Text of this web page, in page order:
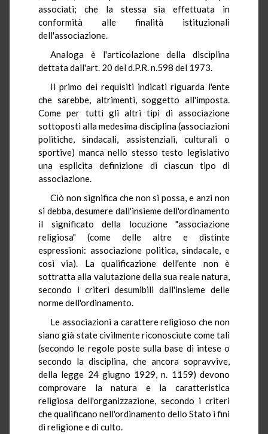
associati; che la stessa sia effettuata in
conformità alle finalità istituzionali
dell'associazione.
Analoga è l'articolazione della disciplina
dettata dall'art. 20 del d.P.R. n.598 del 1973.
Il primo dei requisiti indicati riguarda l'ente
che sarebbe, altrimenti, soggetto all'imposta.
Come per tutti gli altri tipi di associazione
sottoposti alla medesima disciplina (associazioni
politiche, sindacali, assistenziali, culturali o
sportive) manca nello stesso testo legislativo
una esplicita definizione di ciascun tipo di
associazione.
Ciò non significa che non si possa, e anzi non
si debba, desumere dall'insieme dell'ordinamento
il significato della locuzione "associazione
religiosa" (come delle altre e distinte
espressioni: associazione politica, sindacale, e
così via). La qualificazione dell'ente non è
sottratta alla valutazione della sua reale natura,
secondo i criteri desumibili dall'insieme delle
norme dell'ordinamento.
Le associazioni a carattere religioso che non
siano già state civilmente riconosciute come tali
(secondo le regole poste sulla base di intese o
secondo la disciplina, che ancora sopravvive,
della legge 24 giugno 1929, n. 1159) devono
comprovare la natura e la caratteristica
religiosa dell'organizzazione, secondo i criteri
che qualificano nell'ordinamento dello Stato i fini
di religione e di culto.